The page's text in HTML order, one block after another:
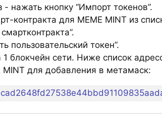
нажать кнопку “Импорт токенов”.
контракта для MEME MINT из
пользовательский токен”.
1 блокчейн сети. Ниже список
MINT для добавления в метамаск: